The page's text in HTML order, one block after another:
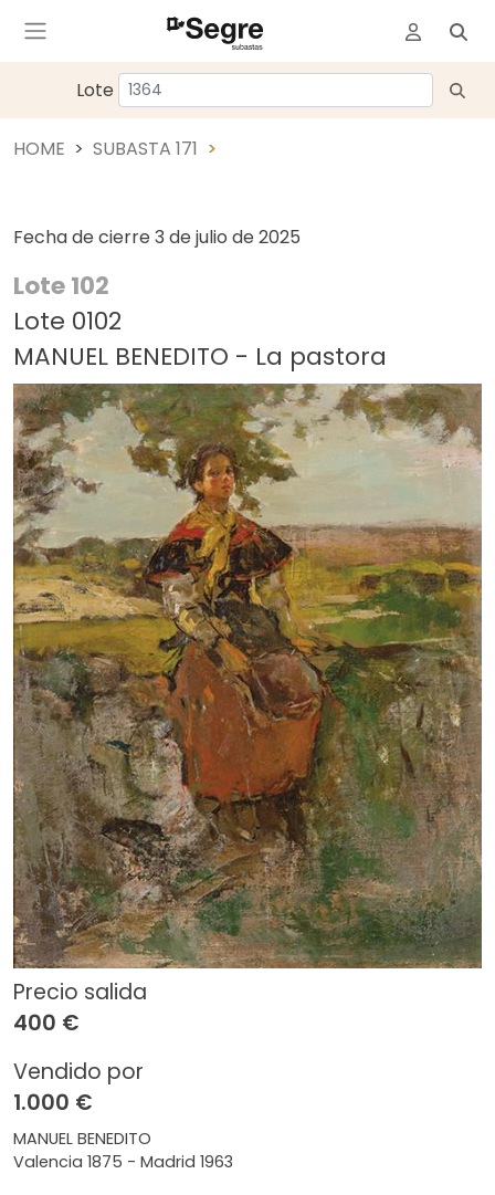
Lote
HOME SUBASTA 171
Fecha de cierre 3 de julio de 2025
Lote 102
Lote 0102
MANUEL BENEDITO - La pastora
Precio salida
400 €
Vendido por
1.000 €
MANUEL BENEDITO
Valencia 1875 - Madrid 1963